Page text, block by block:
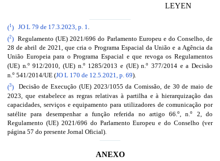
LEYEN
(1 ) JO L 79 de 17.3.2023, p. 1.
(2) Regulamento (UE) 2021/696 do Parlamento Europeu e do Conselho, de
28 de abril de 2021, que cria o Programa Espacial da União e a Agência da
União Europeia para o Programa Espacial e que revoga os Regulamentos
(UE) n.o912/2010, (UE) n.o1285/2013 e (UE) n.o 377/2014 e a Decisão
n.o 541/2014/UE (JO L 170 de 12.5.2021, p. 69).
(3) Decisão de Execução (UE) 2023/1055 da Comissão, de 30 de maio de
2023, que estabelece as regras relativas à partilha e à hierarquização das
capacidades, serviços e equipamento para utilizadores de comunicação por
satélite para desempenhar a função referida no artigo 66.o, n.o
2, do
Regulamento (UE) 2021/696 do Parlamento Europeu e do Conselho (ver
página 57 do presente Jornal Oficial).
ANEXO